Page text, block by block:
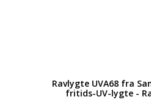
Ravlygte UVA68 fra
fritids-UV-lygte -